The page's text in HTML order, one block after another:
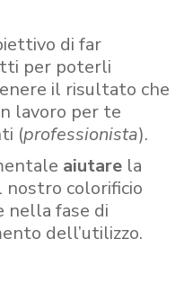
di far
per poterli
il risultato che
lavoro per te
(professionista).
aiutare la
nostro colorificio
nella fase di
dell’utilizzo.